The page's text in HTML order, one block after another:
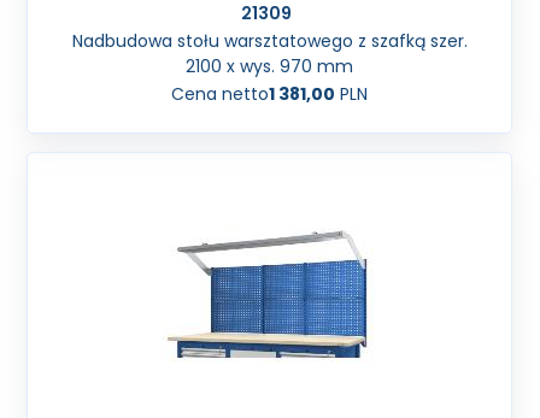
21309
Nadbudowa stołu warsztatowego z szafką szer.
2100 x wys. 970 mm
Cena netto1 381,00 PLN